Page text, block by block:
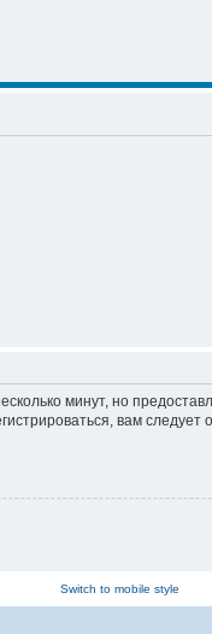
минут, но
вам
Switch to mobile style